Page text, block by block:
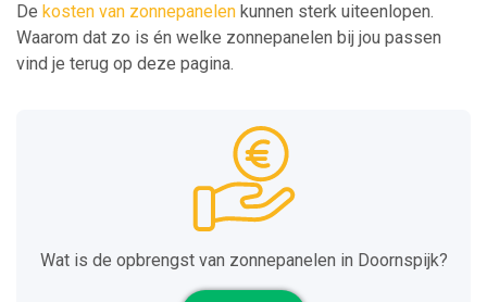
De kosten van zonnepanelen kunnen sterk uiteenlopen.
Waarom dat zo is én welke zonnepanelen bij jou passen
vind je terug op deze pagina.
Wat is de opbrengst van zonnepanelen in Doornspijk?